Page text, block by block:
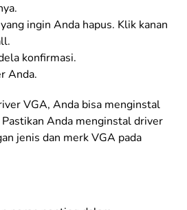
ingin Anda hapus. Klik kanan
konfirmasi.
Anda.
VGA, Anda bisa menginstal
Anda menginstal driver
jenis dan merk VGA pada